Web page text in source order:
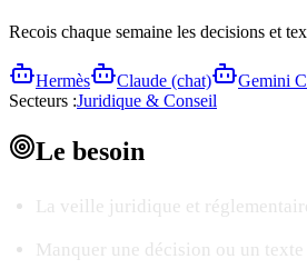
Recois chaque semaine les decisions et
Hermès Claude (chat) Gemini
Secteurs :Juridique & Conseil
Le besoin
La veille juridique et
Manquer une décision ou un